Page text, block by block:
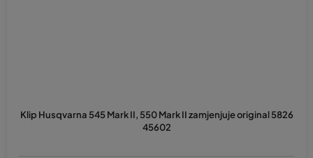
Klip Husqvarna 545 Mark II, 550 Mark II zamjenjuje original 5826
45602